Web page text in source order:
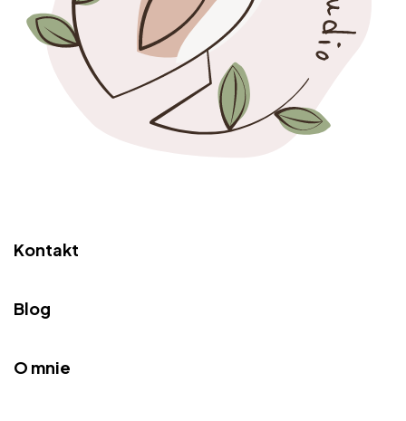
Kontakt
Blog
O mnie